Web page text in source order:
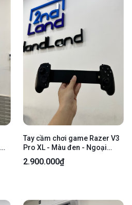
Tay cầm chơi game Razer V3
Pro XL - Màu đen - Ngoại
hình: 98% - Fullbox
2.900.000₫